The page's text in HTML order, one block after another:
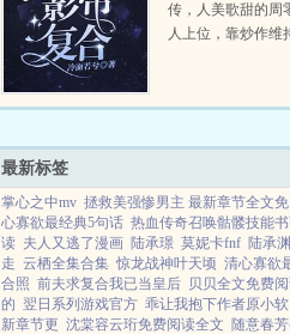
传，人美歌甜的周
人上位，靠炒作维
周零只好转型当演
最新标签
掌心之中mv 拯救美强惨男主 最新章节全文
心寡欲最经典5句话 热血传奇召唤骷髅技能
读 夫人又逃了漫画 陆承璟 莫妮卡fnf 陆承
走 云栖全集合集 惊龙战神叶天顷 清心寡欲
合照 前夫求复合我已当皇后 贝贝全文免费
的 翌日系列游戏官方 乖让我抱下作者原小软
新章节更 沈棠容云珩免费阅读全文 随意春